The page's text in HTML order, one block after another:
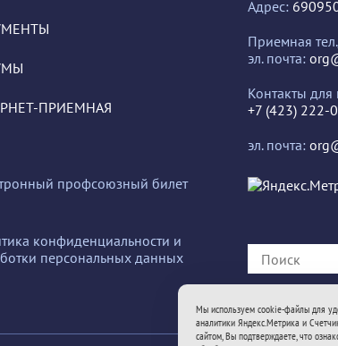
ПРИЕМНАЯ
Адрес:
Приемная
эл. почта:
Контакты для
+7 (423) 222-
эл. почта:
профсоюзный билет
конфиденциальности и
персональных данных
Мы используем cookie-файлы для
аналитики Яндекс.Метрика и
сайтом, Вы подтверждаете, что